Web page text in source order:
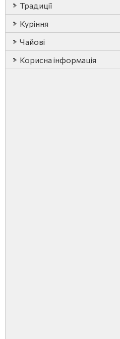
Традиції
Куріння
Чайові
Корисна інформація